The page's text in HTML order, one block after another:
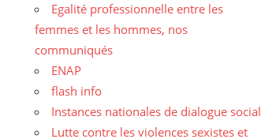
Egalité professionnelle entre les
femmes et les hommes, nos
communiqués
ENAP
flash info
Instances nationales de dialogue social
Lutte contre les violences sexistes et